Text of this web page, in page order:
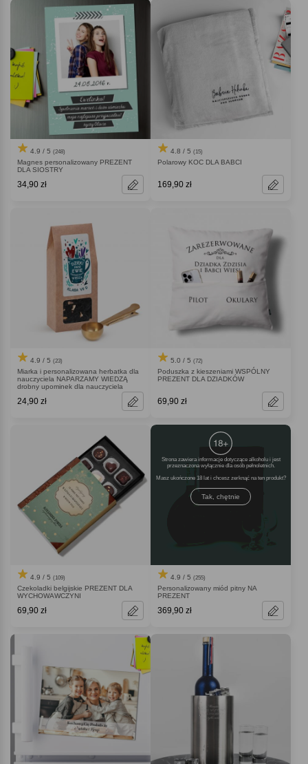
4.9 / 5 (248)
Magnes personalizowany PREZENT
DLA SIOSTRY
34,90 zł
4.8 / 5 (15)
Polarowy KOC DLA BABCI
169,90 zł
4.9 / 5 (23)
Miarka i personalizowana herbatka dla
nauczyciela NAPARZAMY WIEDZĄ
drobny upominek dla nauczyciela
24,90 zł
5.0 / 5 (72)
Poduszka z kieszeniami WSPÓLNY
PREZENT DLA DZIADKÓW
69,90 zł
4.9 / 5 (109)
Czekoladki belgijskie PREZENT DLA
WYCHOWAWCZYNI
69,90 zł
Strona zawiera informacje dotyczące alkoholu i jest
przeznaczona wyłącznie dla osób pełnoletnich.
Masz ukończone 18 lat i chcesz zerknąć na ten produkt
Tak, chętnie
4.9 / 5 (255)
Personalizowany miód pitny NA
PREZENT
369,90 zł